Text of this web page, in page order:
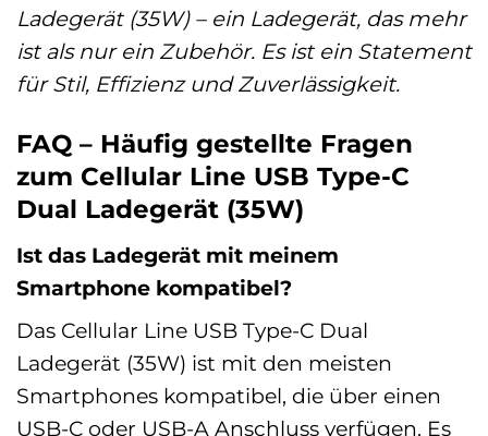
Ladegerät (35W) – ein Ladegerät, das mehr
ist als nur ein Zubehör. Es ist ein Statement
für Stil, Effizienz und Zuverlässigkeit.
FAQ – Häufig gestellte Fragen
zum Cellular Line USB Type-C
Dual Ladegerät (35W)
Ist das Ladegerät mit meinem
Smartphone kompatibel?
Das Cellular Line USB Type-C Dual
Ladegerät (35W) ist mit den meisten
Smartphones kompatibel, die über einen
USB-C oder USB-A Anschluss verfügen. Es